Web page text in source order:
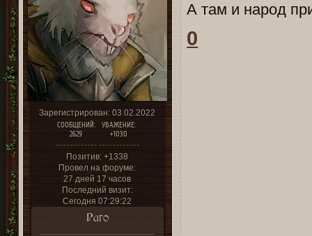
Зарегистрирован: 03.02.2022
СООБЩЕНИЙ:
2629
УВАЖЕНИЕ:
+1030
Позитив: +1338
Провел на форуме:
27 дней 17 часов
Последний визит:
Сегодня 07:29:22
Раго
А там и народ
0